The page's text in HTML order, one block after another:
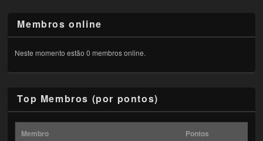
Membros online
Neste momento estão 0 membros online.
Top Membros (por pontos)
Membro Pontos